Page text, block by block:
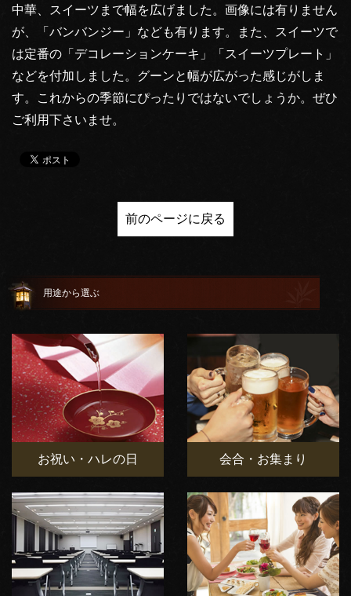
中華、スイーツまで幅を広げました。画像には有りません
が、「バンバンジー」なども有ります。また、スイーツで
は定番の「デコレーションケーキ」「スイーツプレート」
などを付加しました。グーンと幅が広がった感じがしま
す。これからの季節にぴったりではないでしょうか。ぜひ
ご利用下さいませ。
前のページに戻る
用途から選ぶ
お祝い・ハレの日 会合・お集まり